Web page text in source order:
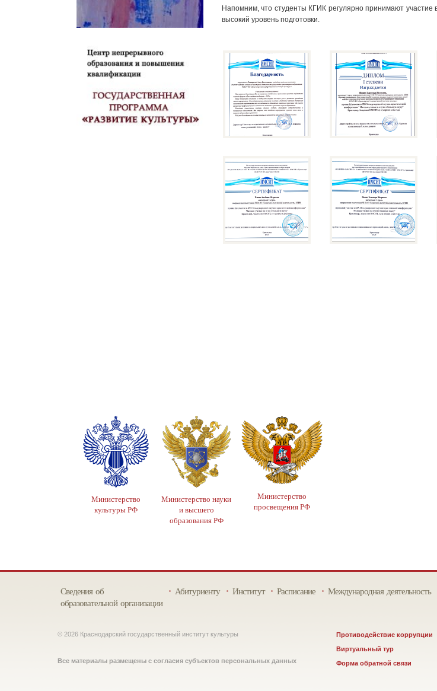
Напомним, что студенты КГИК регулярно принимают участие
высокий уровень подготовки.
Министерство
культуры РФ
Министерство науки
и высшего
образования РФ
Министерство
просвещения РФ
Сведения об
образовательной организации
Абитуриенту Институт Расписание Международная деятельность
© 2026 Краснодарский государственный институт культуры
Все материалы размещены с согласия субъектов персональных данных
Противодействие коррупции
Виртуальный тур
Форма обратной связи